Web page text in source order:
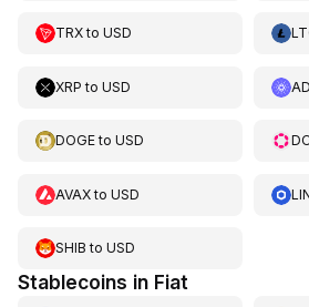
TRXto USD
XRP to USD
DOGEto USD
AVAXto USD
SHIB to USD
Stablecoins in Fiat